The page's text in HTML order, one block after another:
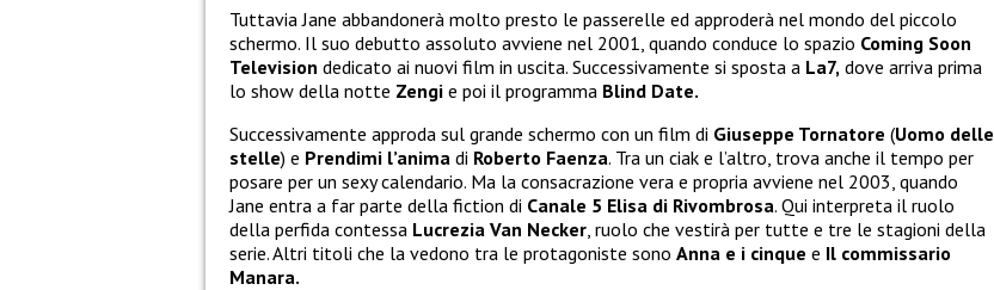
Tuttavia Jane abbandonerà molto presto le passerelle ed approderà nel mondo del piccolo
schermo. Il suo debutto assoluto avviene nel 2001, quando conduce lo spazio Coming Soon
Television dedicato ai nuovi film in uscita. Successivamente si sposta a La7, dove arriva prima
lo show della notte Zengi e poi il programma Blind Date.
Successivamente approda sul grande schermo con un film di Giuseppe Tornatore (Uomo delle
stelle) e Prendimi l’anima di Roberto Faenza. Tra un ciak e l’altro, trova anche il tempo per
posare per un sexy calendario. Ma la consacrazione vera e propria avviene nel 2003, quando
Jane entra a far parte della fiction di Canale 5 Elisa di Rivombrosa. Qui interpreta il ruolo
della perfida contessa Lucrezia Van Necker , ruolo che vestirà per tutte e tre le stagioni della
serie. Altri titoli che la vedono tra le protagoniste sono Anna e i cinque e Il commissario
Manara.